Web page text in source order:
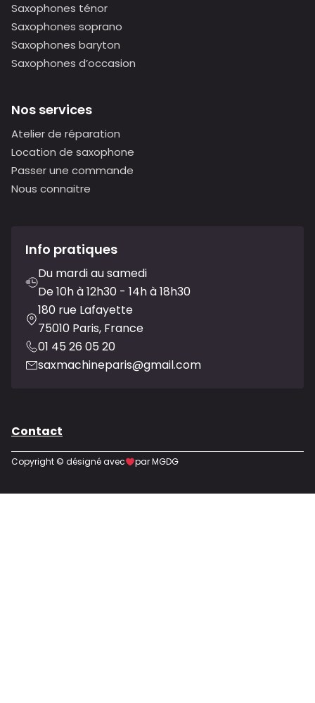
Saxophones ténor
Saxophones soprano
Saxophones baryton
Saxophones d’occasion
Nos services
Atelier de réparation
Location de saxophone
Passer une commande
Nous connaitre
Info pratiques
Du mardi au samedi
De 10h à 12h30 - 14h à 18h30
180 rue Lafayette
75010 Paris, France
01 45 26 05 20
saxmachineparis@gmail.com
Contact
Copyright © désigné avec par MGDG